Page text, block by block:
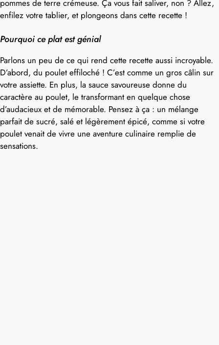
pommes de terre crémeuse. Ça vous fait saliver, non ? Allez,
enfilez votre tablier, et plongeons dans cette recette !
Pourquoi ce plat est génial
Parlons un peu de ce qui rend cette recette aussi incroyable.
D’abord, du poulet effiloché ! C’est comme un gros câlin sur
votre assiette. En plus, la sauce savoureuse donne du
caractère au poulet, le transformant en quelque chose
d’audacieux et de mémorable. Pensez à ça : un mélange
parfait de sucré, salé et légèrement épicé, comme si votre
poulet venait de vivre une aventure culinaire remplie de
sensations.